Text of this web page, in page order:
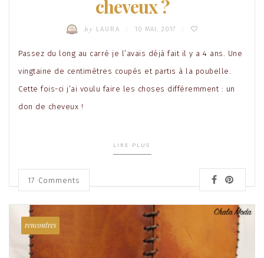
cheveux ?
by LAURA 10 MAI, 2017
Passez du long au carré je l’avais déjà fait il y a 4 ans. Une
vingtaine de centimètres coupés et partis à la poubelle.
Cette fois-ci j’ai voulu faire les choses différemment : un
don de cheveux !
LIRE PLUS
17 Comments
rencontres